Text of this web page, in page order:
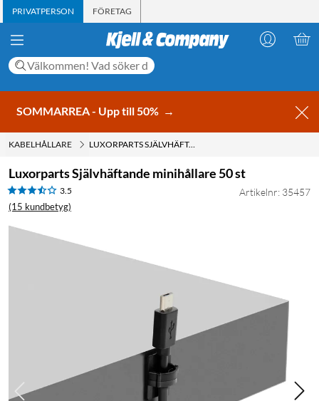
PRIVATPERSON FÖRETAG
SOMMARREA - Upp till 50% →
KABELHÅLLARE LUXORPARTS SJÄLVHÄFTANDE MINIHÅLLARE 50 ST
Luxorparts Självhäftande minihållare 50 st
3.5
(15 kundbetyg)
Artikelnr: 35457